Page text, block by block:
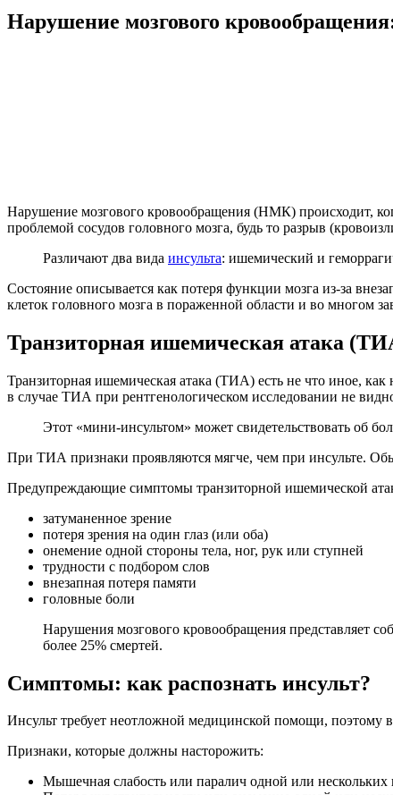
Нарушение мозгового
Нарушение мозгового кровообращения (НМК) происходит,
проблемой сосудов головного мозга, будь то разрыв
Различают два вида инсульта: ишемический и
Состояние описывается как потеря функции мозга из-за
клеток головного мозга в пораженной области и во многом
Транзиторная ишемическая атака
Транзиторная ишемическая атака (ТИА) есть не что иное,
в случае ТИА при рентгенологическом исследовании не
Этот «мини-инсультом» может свидетельствовать об
При ТИА признаки проявляются мягче, чем при инсульте.
Предупреждающие симптомы транзиторной ишемической
затуманенное зрение
потеря зрения на один глаз (или оба)
онемение одной стороны тела, ног, рук или ступней
трудности с подбором слов
внезапная потеря памяти
головные боли
Нарушения мозгового кровообращения представляет
более 25% смертей.
Симптомы: как распознать инсульт?
Инсульт требует неотложной медицинской помощи, поэтому
Признаки, которые должны насторожить:
Мышечная слабость или паралич одной или нескольких